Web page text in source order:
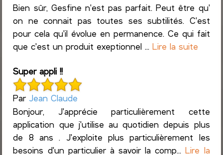
Bien sûr, Gesfine n'est pas parfait. Peut être qu'
on ne connait pas toutes ses subtilités. C'est
pour cela qu'il évolue en permanence. Ce qui fait
que c'est un produit exeptionnel ...Lire la suite
Super appli !!
Par Jean Claude
Bonjour, J'apprécie particulièrement cette
application que j'utilise au quotidien depuis plus
de 8 ans . J'exploite plus particulièrement les
besoins d'un particulier à savoir la comp...Lire la